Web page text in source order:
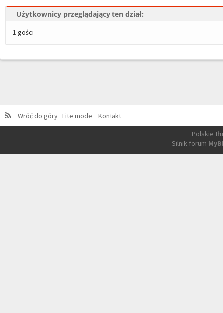
Użytkownicy przeglądający ten dział:
1 gości
Wróć do góry Lite mode
Kontakt
Polskie
Silnik forum